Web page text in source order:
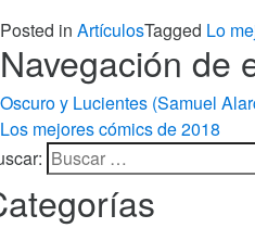
Posted in ArtículosTagged Lo
Navegación de
Oscuro y Lucientes (Samuel
Los mejores cómics de 2018